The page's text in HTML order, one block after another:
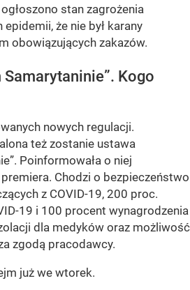
stan zagrożenia
że nie był karany
obowiązujących zakazów.
Samarytaninie”. Kogo
nowych regulacji.
też zostanie ustawa
Poinformowała o niej
Chodzi o bezpieczeństwo
z COVID-19, 200 proc.
19 i 100 procent wynagrodzenia
dla medyków oraz możliwość
zgodą pracodawcy.
już we wtorek.